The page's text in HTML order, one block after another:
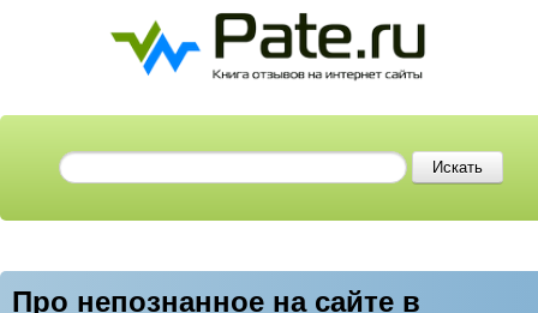
Про непознанное на сайте в